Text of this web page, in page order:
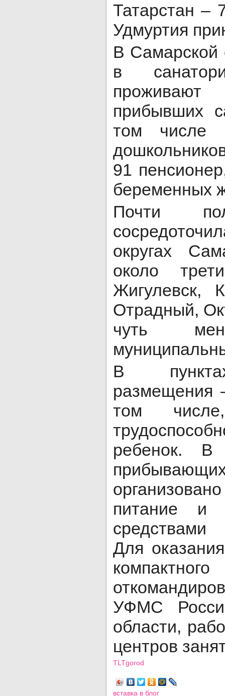
Татарстан –
Удмуртия
В Самарской
в
прибывших
том числе
91
беременных
Почти
округах
около
Жигулевск,
Отрадный,
чуть
В
размещения
том
ребенок.
питание и
средствами
Для
УФМС
области,
центров
TLTgorod
вставка в блог